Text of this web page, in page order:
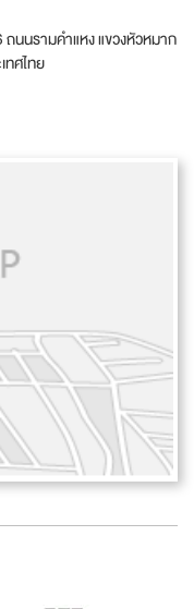
นนรามคำแหง แขวงหัวหมาก
ทศไทย